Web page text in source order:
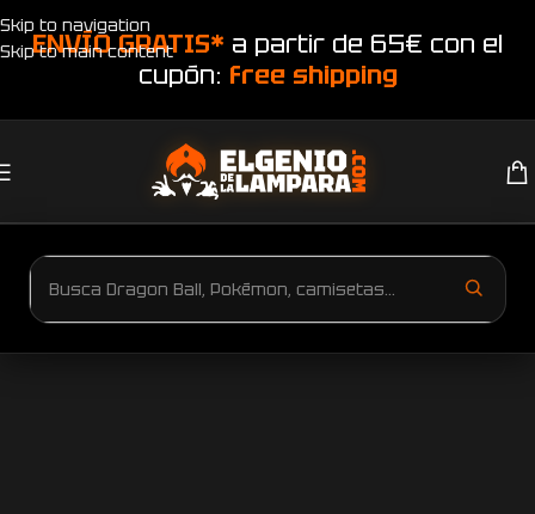
Skip to navigation
Skip to main content
ENVÍO GRATIS* a partir de 65€ con el
cupón: free shipping